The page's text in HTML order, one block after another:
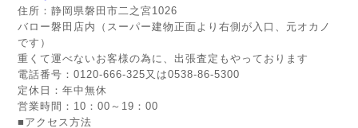
住所：静岡県磐田市二之宮1026
バロー磐田店内（スーパー建物正面より右側が入口、元オカノ
です）
重くて運べないお客様の為に、出張査定もやっております
電話番号：0120-666-325又は0538-86-5300
定休日：年中無休
営業時間：10：00～19：00
■アクセス方法